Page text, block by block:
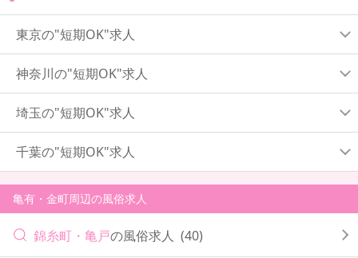
東京の"短期OK"求人
神奈川の"短期OK"求人
埼玉の"短期OK"求人
千葉の"短期OK"求人
亀有・金町周辺の風俗求人
錦糸町・亀戸の風俗求人 (40)